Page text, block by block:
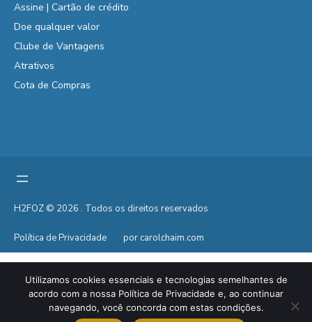
Assine | Cartão de crédito
Doe qualquer valor
Clube de Vantagens
Atrativos
Cota de Compras
H2FOZ © 2026 . Todos os direitos reservados
Política de Privacidade por carolchaim.com
Utilizamos cookies essenciais e tecnologias semelhantes de
acordo com a nossa Política de Privacidade e, ao continuar
navegando, você concorda com estas condições.